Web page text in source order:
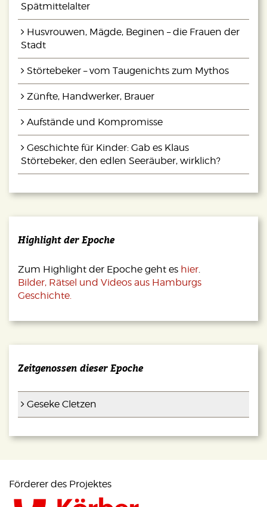
Spätmittelalter
Husvrouwen, Mägde, Beginen – die Frauen der
Stadt
Störtebeker – vom Taugenichts zum Mythos
Zünfte, Handwerker, Brauer
Aufstände und Kompromisse
Geschichte für Kinder: Gab es Klaus
Störtebeker, den edlen Seeräuber, wirklich?
Highlight der Epoche
Zum Highlight der Epoche geht es hier.
Bilder, Rätsel und Videos aus Hamburgs
Geschichte.
Zeitgenossen dieser Epoche
Geseke Cletzen
Förderer des Projektes